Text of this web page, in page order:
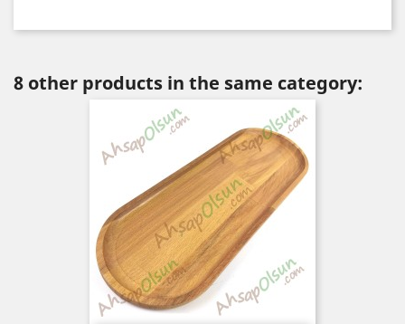
8 other products in the same category: